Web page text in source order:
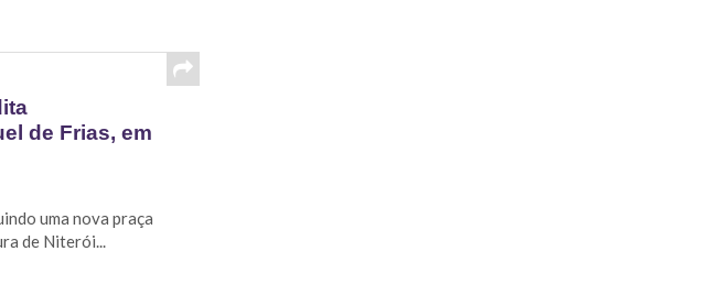
de Frias, em
uma nova praça
de Niterói...